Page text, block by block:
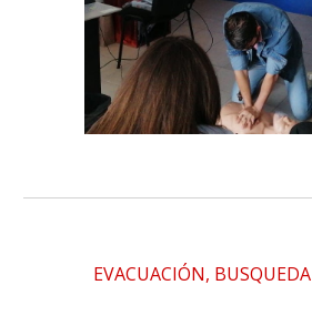
EVACUACIÓN,